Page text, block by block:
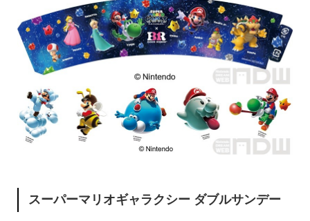
スーパーマリオギャラクシー ダブルサンデー